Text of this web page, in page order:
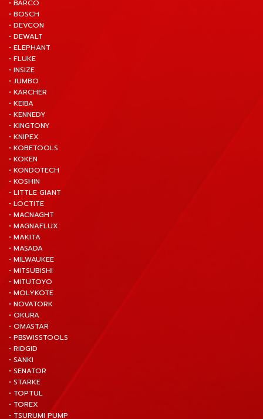
• BARCO
• BOSCH
• DEVCON
• DEWALT
• ELEPHANT
• FLUKE
• INSIZE
• JUMBO
• KARCHER
• KEIBA
• KENNEDY
• KINGTONY
• KNIPEX
• KOBETOOLS
• KOKEN
• KONDOTECH
• KOSHIN
• LITTLE GIANT
• LOCTITE
• MACNAGHT
• MAGNAFLUX
• MAKITA
• MASADA
• MILWAUKEE
• MITSUBISHI
• MITUTOYO
• MOLYKOTE
• NOVATORK
• OKURA
• OMASTAR
• PBSWISSTOOLS
• RIDGID
• SANKI
• SENATOR
• STARKE
• TOPTUL
• TOREX
• TSURUMI PUMP